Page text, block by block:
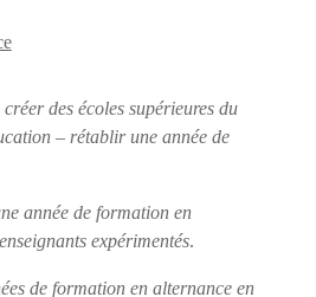
créer des écoles supérieures du
– rétablir une année de
année de formation en
expérimentés.
de formation en alternance en